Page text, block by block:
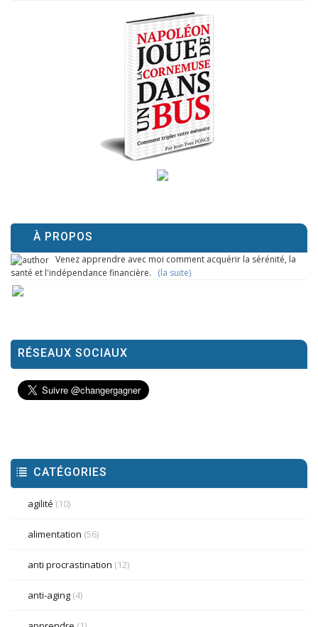
À PROPOS
Venez apprendre avec moi comment acquérir la sérénité, la
santé et l'indépendance financière. (la suite)
RÉSEAUX SOCIAUX
CATÉGORIES
agilité (10)
alimentation (56)
anti procrastination (12)
anti-aging (4)